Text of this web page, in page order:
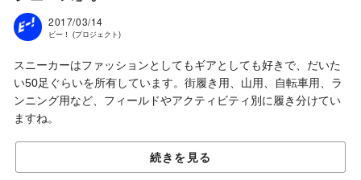
2017/03/14
ビー！ (プロジェクト)
スニーカーはファッションとしてもギアとしても好きで、だいた
い50足ぐらいを所有しています。街履き用、山用、自転車用、ラ
ンニング用など、フィールドやアクティビティ別に履き分けてい
ますね。
なかでも、今一番ハマっている1足が「adizero takumi sen
boost（アディゼロセンタクミブースト）」。ジム用としてバッグ
続きを見る